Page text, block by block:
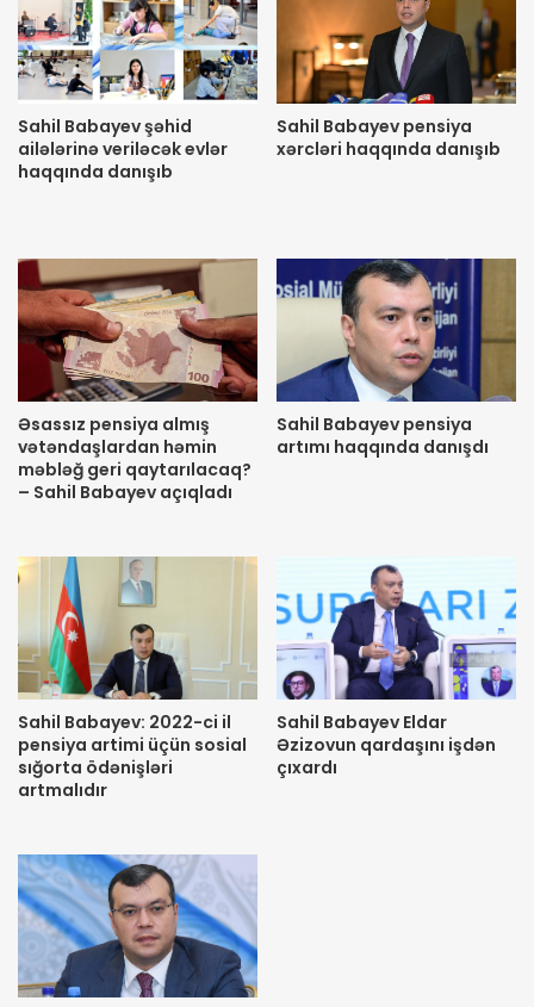
Sahil Babayev şəhid
ailələrinə veriləcək evlər
haqqında danışıb
Sahil Babayev pensiya
xərcləri haqqında danışıb
Əsassız pensiya almış
vətəndaşlardan həmin
məbləğ geri qaytarılacaq?
– Sahil Babayev açıqladı
Sahil Babayev pensiya
artımı haqqında danışdı
Sahil Babayev: 2022-ci il
pensiya artimi üçün sosial
sığorta ödənişləri
artmalıdır
Sahil Babayev Eldar
Əzizovun qardaşını işdən
çıxardı